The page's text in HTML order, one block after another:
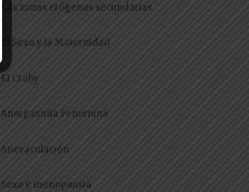
Las zonas erógenas secundarias
El Sexo y la Maternidad
El Craby
Anorgasmia Femenina
Aneyaculación
Sexo y menopausia